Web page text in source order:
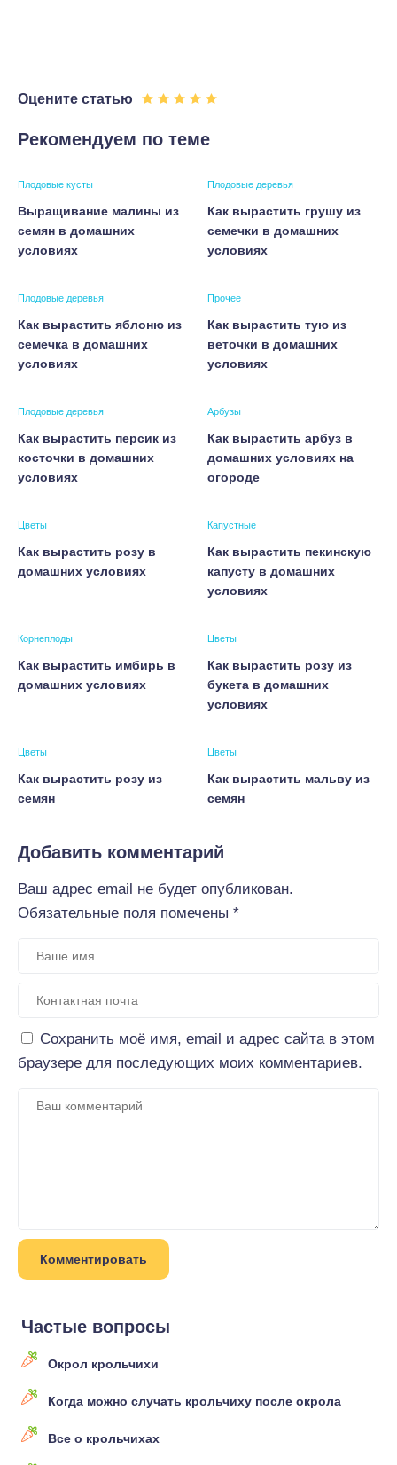
Оцените статью
Рекомендуем по теме
Плодовые кусты
Выращивание малины из
семян в домашних
условиях
Плодовые деревья
Как вырастить грушу из
семечки в домашних
условиях
Плодовые деревья
Как вырастить яблоню из
семечка в домашних
условиях
Прочее
Как вырастить тую из
веточки в домашних
условиях
Плодовые деревья
Как вырастить персик из
косточки в домашних
условиях
Арбузы
Как вырастить арбуз в
домашних условиях на
огороде
Цветы
Как вырастить розу в
домашних условиях
Капустные
Как вырастить пекинскую
капусту в домашних
условиях
Корнеплоды
Как вырастить имбирь в
домашних условиях
Цветы
Как вырастить розу из
букета в домашних
условиях
Цветы
Как вырастить розу из
семян
Цветы
Как вырастить мальву из
семян
Добавить комментарий
Ваш адрес email не будет опубликован.
Обязательные поля помечены *
Сохранить моё имя, email и адрес сайта в этом
браузере для последующих моих комментариев.
Частые вопросы
Окрол крольчихи
Когда можно случать крольчиху после окрола
Все о крольчихах